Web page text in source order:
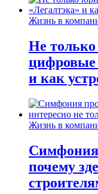
Жизнь в
Не
цифровые
и как
Жизнь в
Симфония
почему